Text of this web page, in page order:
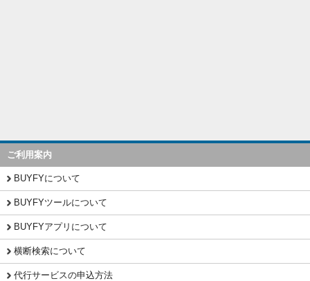
ご利用案内
BUYFYについて
BUYFYツールについて
BUYFYアプリについて
横断検索について
代行サービスの申込方法